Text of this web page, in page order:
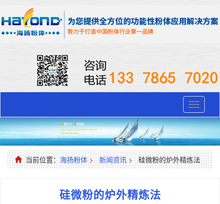
Toggle
当前位置：海扬粉体 > 新闻资讯 > 硅微粉的炉外精炼法
硅微粉的炉外精炼法